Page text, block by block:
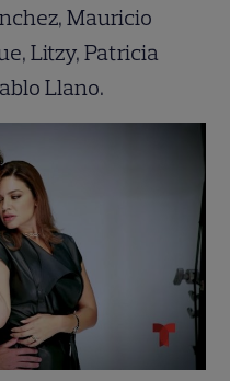
Mauricio
Litzy, Patricia
Llano.